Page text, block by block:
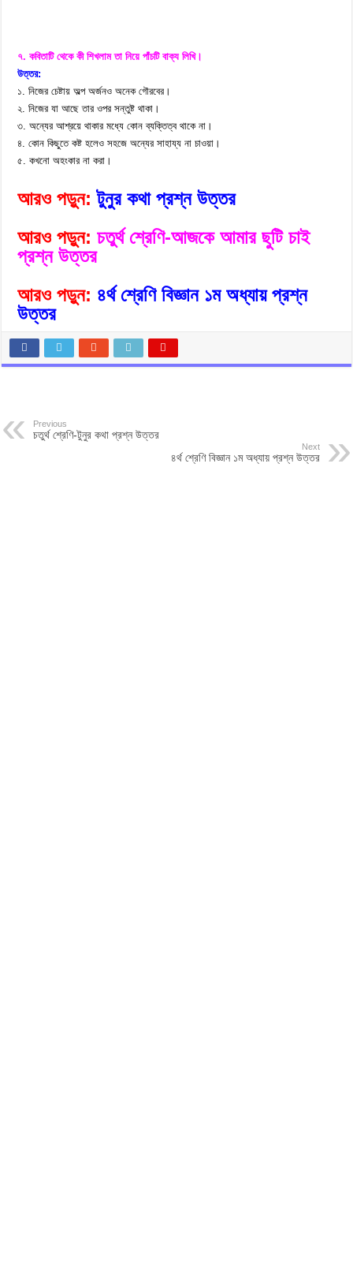
৭. কবিতাটি থেকে কী শিখলাম তা নিয়ে পাঁচটি বাক্য লিখি।
উত্তর:
১. নিজের চেষ্টায় অল্প অর্জনও অনেক গৌরবের।
২. নিজের যা আছে তার ওপর সন্তুষ্ট থাকা।
৩. অন্যের আশ্রয়ে থাকার মধ্যে কোন ব্যক্তিত্ব থাকে না।
৪. কোন কিছুতে কষ্ট হলেও সহজে অন্যের সাহায্য না চাওয়া।
৫. কখনো অহংকার না করা।
আরও পড়ুন:টুনুর কথা প্রশ্ন উত্তর
আরও পড়ুন:চতুর্থ শ্রেণি-আজকে আমার ছুটি চাই
প্রশ্ন উত্তর
আরও পড়ুন: ৪র্থ শ্রেণি বিজ্ঞান ১ম অধ্যায় প্রশ্ন
উত্তর
Previous
চতুর্থ শ্রেণি-টুনুর কথা প্রশ্ন উত্তর
Next
৪র্থ শ্রেণি বিজ্ঞান ১ম অধ্যায় প্রশ্ন উত্তর